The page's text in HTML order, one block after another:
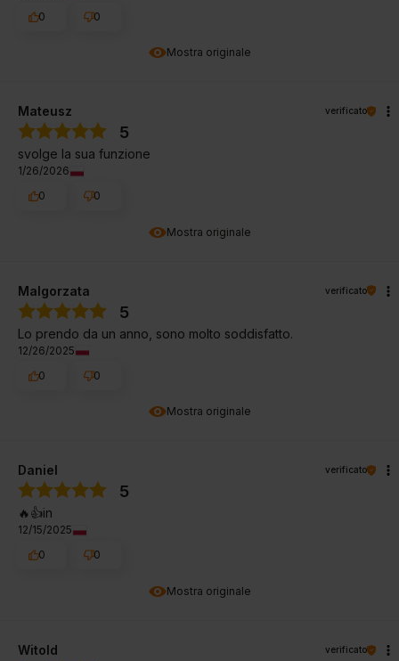
Mostra originale
0
0
Mostra originale
Mateusz verificato
5
svolge la sua funzione
1/26/2026
0
0
Mostra originale
Malgorzata verificato
5
Lo prendo da un anno, sono molto soddisfatto.
12/26/2025
0
0
Mostra originale
Daniel verificato
5
🔥👍️in
12/15/2025
0
0
Witold verificato